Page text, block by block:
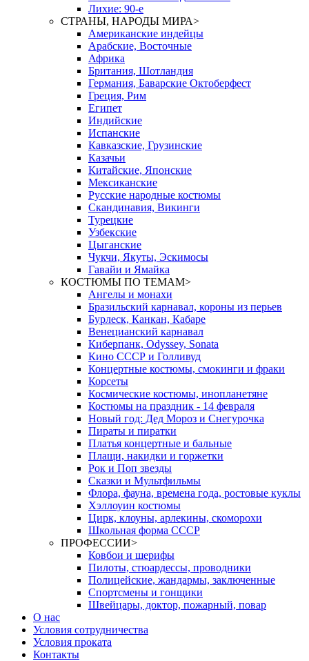
Лихие: 90-е
СТРАНЫ, НАРОДЫ МИРА>
Американские индейцы
Арабские, Восточные
Африка
Британия, Шотландия
Германия, Баварские Октоберфест
Греция, Рим
Египет
Индийские
Испанские
Кавказские, Грузинские
Казачьи
Китайские, Японские
Мексиканские
Русские народные костюмы
Скандинавия, Викинги
Турецкие
Узбекские
Цыганские
Чукчи, Якуты, Эскимосы
Гавайи и Ямайка
КОСТЮМЫ ПО ТЕМАМ>
Ангелы и монахи
Бразильский карнавал, короны из перьев
Бурлеск, Канкан, Кабаре
Венецианский карнавал
Киберпанк, Odyssey, Sonata
Кино СССР и Голливуд
Концертные костюмы, смокинги и фраки
Корсеты
Космические костюмы, инопланетяне
Костюмы на праздник - 14 февраля
Новый год: Дед Мороз и Снегурочка
Пираты и пиратки
Платья концертные и бальные
Плащи, накидки и горжетки
Рок и Поп звезды
Сказки и Мультфильмы
Флора, фауна, времена года, ростовые куклы
Хэллоуин костюмы
Цирк, клоуны, арлекины, скоморохи
Школьная форма СССР
ПРОФЕССИИ>
Ковбои и шерифы
Пилоты, стюардессы, проводники
Полицейские, жандармы, заключенные
Спортсмены и гонщики
Швейцары, доктор, пожарный, повар
О нас
Условия сотрудничества
Условия проката
Контакты